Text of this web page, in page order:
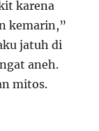
karena
kemarin,”
jatuh di
aneh.
mitos.